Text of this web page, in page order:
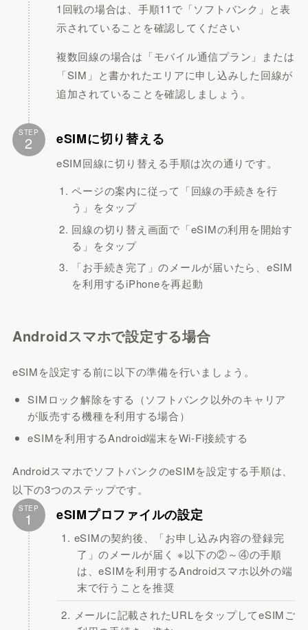
1回戦の場合は、手順11で「ソフトバンク」と表
示されていることを確認してください
複数回線の場合は「モバイル通信プラン」または
「SIM」と書かれたエリアに申し込みした回線が
追加されていることを確認しましょう。
STEP
2 eSIMに切り替える
eSIM回線に切り替える手順は次の通りです。
ページの案内に従って「回線の手続きを行
う」をタップ
回線の切り替え画面で「eSIMの利用を開始す
る」をタップ
「お手続き完了」のメールが届いたら、eSIM
を利用するiPhoneを再起動
Androidスマホで設定する場合
eSIMを設定する前に以下の準備を行いましょう。
SIMロック解除をする（ソフトバンク以外のキャリア
が販売する機種を利用する場合）
eSIMを利用するAndroid端末をWi-Fi接続する
AndroidスマホでソフトバンクのeSIMを設定する手順は、
以下の3つのステップです。
STEP
1 eSIMプロファイルの設定
eSIMの契約後、「お申し込み内容の登録完
了」のメールが届く ※以下の②～④の手順
は、eSIMを利用するAndroidスマホ以外の端
末で行うことを推奨
メールに記載されたURLをタップしてeSIMご